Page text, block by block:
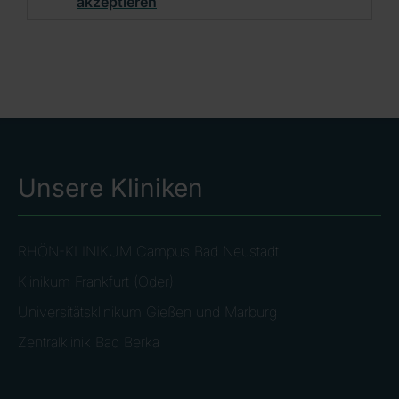
Unsere Kliniken
RHÖN-KLINIKUM Campus Bad Neustadt
Klinikum Frankfurt (Oder)
Universitätsklinikum Gießen und Marburg
Zentralklinik Bad Berka